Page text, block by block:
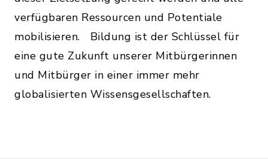
verfügbaren Ressourcen und Potentiale
mobilisieren. Bildung ist der Schlüssel für
eine gute Zukunft unserer Mitbürgerinnen
und Mitbürger in einer immer mehr
globalisierten Wissensgesellschaften.